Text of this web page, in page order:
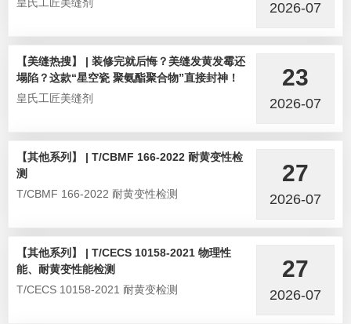
2026-07
【美缝热搜】 | 装修完就后悔？美缝发黄发霉还
塌陷？这款“星空瓷 聚氨酯聚合物”直接封神！
皇氏工匠美缝剂
23
2026-07
【其他系列】 | T/CBMF 166-2022 耐黄变性检
测
T/CBMF 166-2022 耐黄变性检测
27
2026-07
【其他系列】 | T/CECS 10158-2021 物理性
能、耐黄变性能检测
T/CECS 10158-2021 耐黄变检测
27
2026-07